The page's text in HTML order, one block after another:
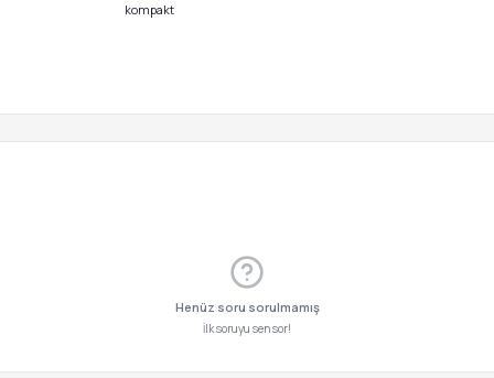
kompakt
Henüz soru sorulmamış
İlk soruyu sen sor!